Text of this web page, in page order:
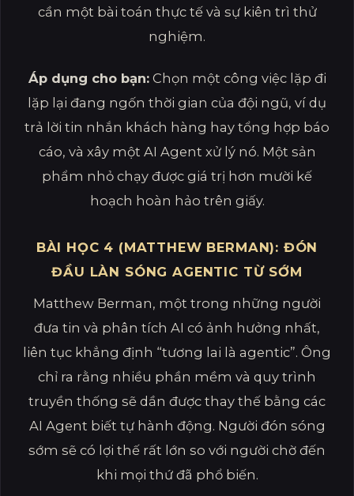
cần một bài toán thực tế và sự kiên trì thử
nghiệm.
Áp dụng cho bạn:Chọn một công việc lặp đi
lặp lại đang ngốn thời gian của đội ngũ, ví dụ
trả lời tin nhắn khách hàng hay tổng hợp báo
cáo, và xây một AI Agent xử lý nó. Một sản
phẩm nhỏ chạy được giá trị hơn mười kế
hoạch hoàn hảo trên giấy.
BÀI HỌC 4 (MATTHEW BERMAN): ĐÓN
ĐẦU LÀN SÓNG AGENTIC TỪ SỚM
Matthew Berman, một trong những người
đưa tin và phân tích AI có ảnh hưởng nhất,
liên tục khẳng định “tương lai là agentic”. Ông
chỉ ra rằng nhiều phần mềm và quy trình
truyền thống sẽ dần được thay thế bằng các
AI Agent biết tự hành động. Người đón sóng
sớm sẽ có lợi thế rất lớn so với người chờ đến
khi mọi thứ đã phổ biến.